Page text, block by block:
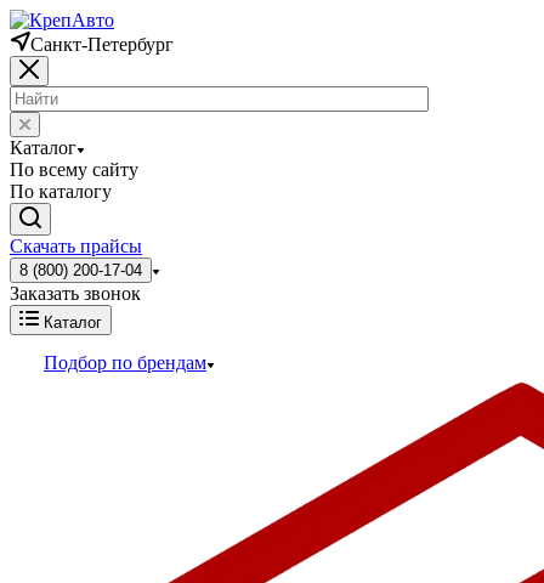
Санкт-Петербург
Каталог
По всему сайту
По каталогу
Скачать прайсы
8 (800) 200-17-04
Заказать звонок
Каталог
Подбор по брендам